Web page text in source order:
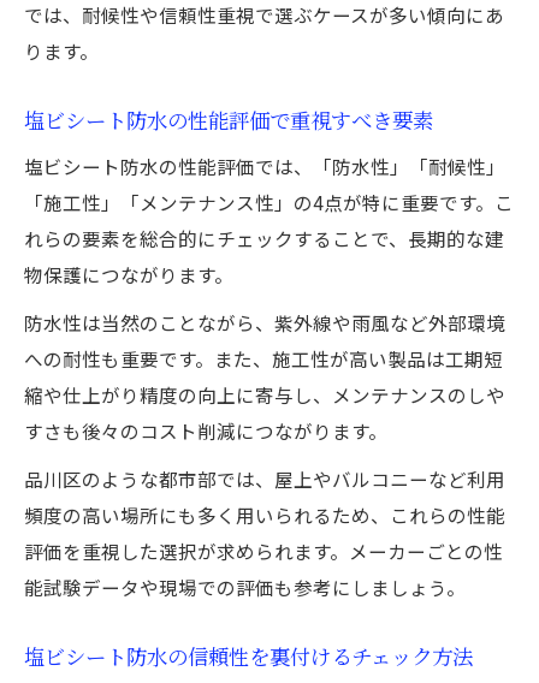
では、耐候性や信頼性重視で選ぶケースが多い傾向にあ
ります。
塩ビシート防水の性能評価で重視すべき要素
塩ビシート防水の性能評価では、「防水性」「耐候性」
「施工性」「メンテナンス性」の4点が特に重要です。こ
れらの要素を総合的にチェックすることで、長期的な建
物保護につながります。
防水性は当然のことながら、紫外線や雨風など外部環境
への耐性も重要です。また、施工性が高い製品は工期短
縮や仕上がり精度の向上に寄与し、メンテナンスのしや
すさも後々のコスト削減につながります。
品川区のような都市部では、屋上やバルコニーなど利用
頻度の高い場所にも多く用いられるため、これらの性能
評価を重視した選択が求められます。メーカーごとの性
能試験データや現場での評価も参考にしましょう。
塩ビシート防水の信頼性を裏付けるチェック方法